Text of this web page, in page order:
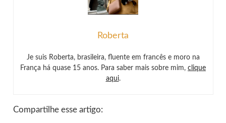
Roberta
Je suis Roberta, brasileira, fluente em francês e moro na
França há quase 15 anos. Para saber mais sobre mim, clique
aqui.
Compartilhe esse artigo: